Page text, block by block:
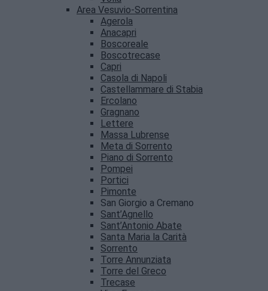
Area Vesuvio-Sorrentina
Agerola
Anacapri
Boscoreale
Boscotrecase
Capri
Casola di Napoli
Castellammare di Stabia
Ercolano
Gragnano
Lettere
Massa Lubrense
Meta di Sorrento
Piano di Sorrento
Pompei
Portici
Pimonte
San Giorgio a Cremano
Sant’Agnello
Sant’Antonio Abate
Santa Maria la Carità
Sorrento
Torre Annunziata
Torre del Greco
Trecase